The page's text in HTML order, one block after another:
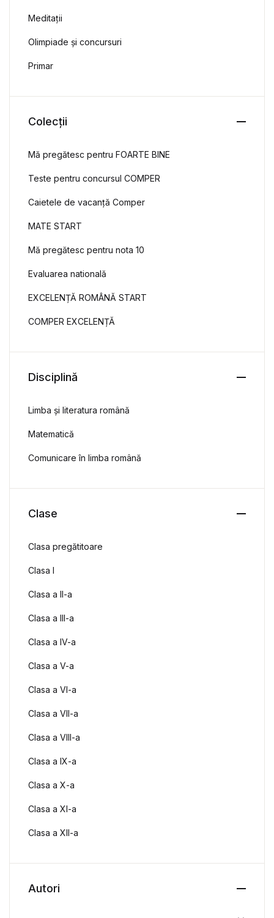
Meditații
Olimpiade și concursuri
Primar
Colecții
Mă pregătesc pentru FOARTE BINE
Teste pentru concursul COMPER
Caietele de vacanță Comper
MATE START
Mă pregătesc pentru nota 10
Evaluarea natională
EXCELENȚĂ ROMÂNĂ START
COMPER EXCELENȚĂ
Disciplină
Limba și literatura română
Matematică
Comunicare în limba română
Clase
Clasa pregătitoare
Clasa I
Clasa a II-a
Clasa a III-a
Clasa a IV-a
Clasa a V-a
Clasa a VI-a
Clasa a VII-a
Clasa a VIII-a
Clasa a IX-a
Clasa a X-a
Clasa a XI-a
Clasa a XII-a
Autori